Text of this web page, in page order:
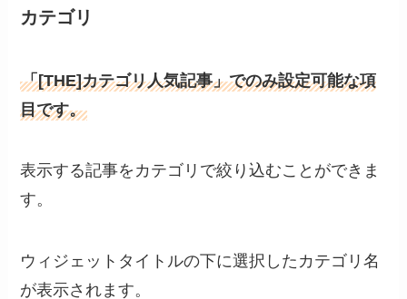
カテゴリ
「[THE]カテゴリ人気記事」でのみ設定可能な項
目です。
表示する記事をカテゴリで絞り込むことができま
す。
ウィジェットタイトルの下に選択したカテゴリ名
が表示されます。